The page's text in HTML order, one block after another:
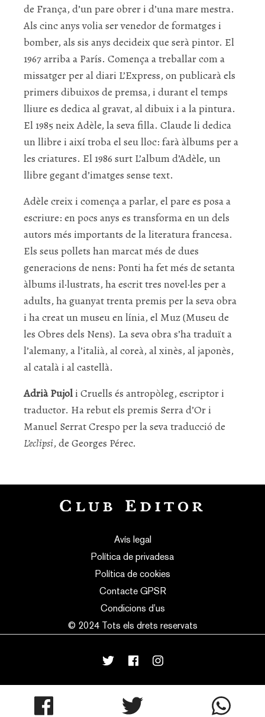
de França, d’un pare obrer i d’una mare mestra.
Als cinc anys volia ser venedor de formatges i
bomber, als sis anys decideix que serà pintor. El
1967 arriba a París. Comença a treballar com a
missatger per al diari L’Express, on publicarà els
primers dibuixos de premsa, i durant el temps
lliure es dedica al gravat, al dibuix i a la pintura.
El 1985 neix Adèle, la seva filla. Claude li dedica
un llibre i així troba el seu lloc: farà àlbums per a
les criatures. El 1986 surt L’album d’Adèle, un
llibre gegant d’imatges sense text.
Adèle creix i comença a parlar, el pare es posa a
escriure: en pocs anys es transforma en un dels
autors més importants de la literatura francesa.
Els seus pollets han marcat més de dues
generacions de nens: Ponti ha fet més de setanta
àlbums il·lustrats, ha escrit tres novel·les per a
adults, ha guanyat trenta premis per la seva obra
i ha creat un museu en línia, el Muz (Museu de
les Obres dels Nens). La seva obra s’ha traduït a
l’alemany, a l’italià, al coreà, al xinès, al japonès,
al català i al castellà.
Adrià Pujoli Cruells és antropòleg, escriptor i
traductor. Ha rebut els premis Serra d’Or i
Manuel Serrat Crespo per la seva traducció de
L’eclipsi, de Georges Pérec.
Avís legal
Política de privadesa
Política de cookies
Contacte GPSR
Condicions d’us
© 2024 Tots els drets reservats
made with♥by mortensen